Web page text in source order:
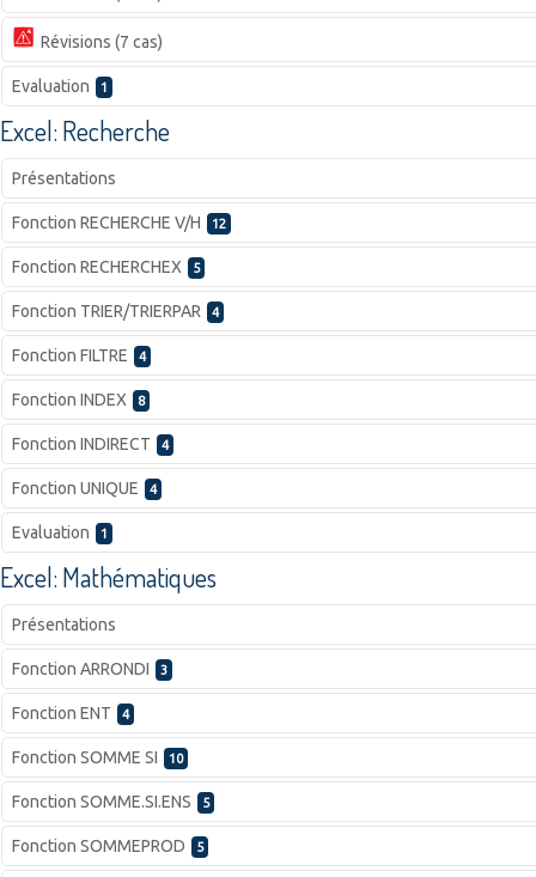
Révisions (7 cas)
Evaluation 1
Excel: Recherche
Présentations
Fonction RECHERCHE V/H 12
Fonction RECHERCHEX 5
Fonction TRIER/TRIERPAR 4
Fonction FILTRE 4
Fonction INDEX 8
Fonction INDIRECT 4
Fonction UNIQUE 4
Evaluation 1
Excel: Mathématiques
Présentations
Fonction ARRONDI 3
Fonction ENT 4
Fonction SOMME SI 10
Fonction SOMME.SI.ENS 5
Fonction SOMMEPROD 5